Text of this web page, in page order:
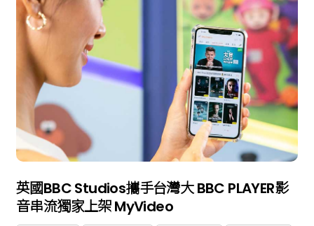
英國BBC Studios攜手台灣大 BBC PLAYER影
音串流獨家上架 MyVideo